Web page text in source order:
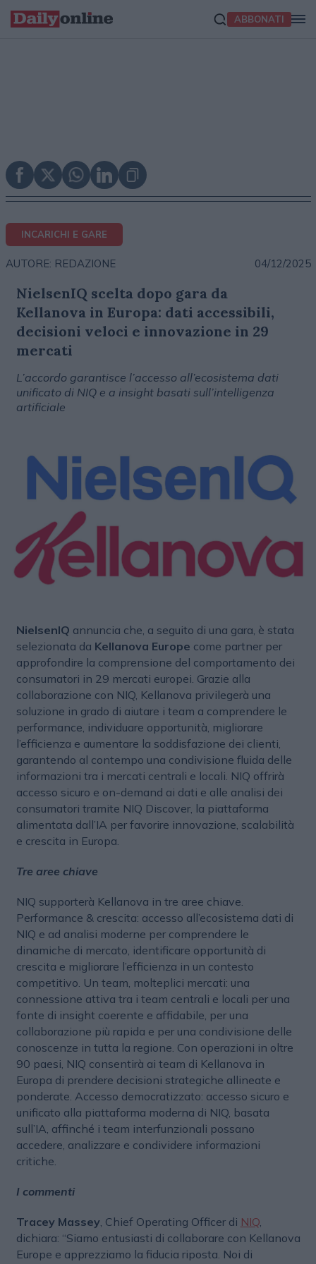
ABBONATI
INCARICHI E GARE
AUTORE: REDAZIONE 04/12/2025
NielsenIQ scelta dopo gara da
Kellanova in Europa: dati accessibili,
decisioni veloci e innovazione in 29
mercati
L’accordo garantisce l’accesso all’ecosistema dati
unificato di NIQ e a insight basati sull’intelligenza
artificiale
NielsenIQ annuncia che, a seguito di una gara, è stata
selezionata da Kellanova Europe come partner per
approfondire la comprensione del comportamento dei
consumatori in 29 mercati europei. Grazie alla
collaborazione con NIQ, Kellanova privilegerà una
soluzione in grado di aiutare i team a comprendere le
performance, individuare opportunità, migliorare
l’efficienza e aumentare la soddisfazione dei clienti,
garantendo al contempo una condivisione fluida delle
informazioni tra i mercati centrali e locali. NIQ offrirà
accesso sicuro e on-demand ai dati e alle analisi dei
consumatori tramite NIQ Discover, la piattaforma
alimentata dall’IA per favorire innovazione, scalabilità
e crescita in Europa.
Tre aree chiave
NIQ supporterà Kellanova in tre aree chiave.
Performance & crescita: accesso all’ecosistema dati di
NIQ e ad analisi moderne per comprendere le
dinamiche di mercato, identificare opportunità di
crescita e migliorare l’efficienza in un contesto
competitivo. Un team, molteplici mercati: una
connessione attiva tra i team centrali e locali per una
fonte di insight coerente e affidabile, per una
collaborazione più rapida e per una condivisione delle
conoscenze in tutta la regione. Con operazioni in oltre
90 paesi, NIQ consentirà ai team di Kellanova in
Europa di prendere decisioni strategiche allineate e
ponderate. Accesso democratizzato: accesso sicuro e
unificato alla piattaforma moderna di NIQ, basata
sull’IA, affinché i team interfunzionali possano
accedere, analizzare e condividere informazioni
critiche.
I commenti
Tracey Massey, Chief Operating Officer di NIQ,
dichiara: “Siamo entusiasti di collaborare con Kellanova
Europe e apprezziamo la fiducia riposta. Noi di